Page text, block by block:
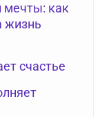
мечты: как
жизнь
счастье